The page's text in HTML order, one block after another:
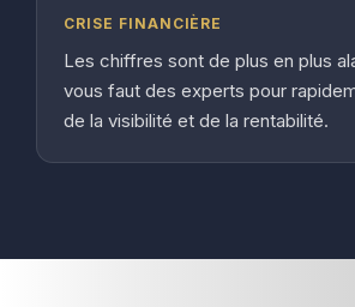
CRISE FINANCIÈRE
Les chiffres sont de plus en plus
vous faut des experts pour
de la visibilité et de la rentabilité.